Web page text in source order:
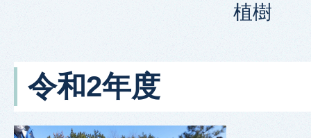
植樹
令和2年度